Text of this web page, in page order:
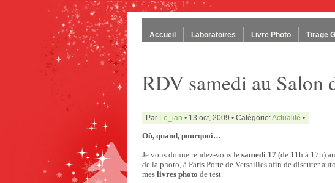
Accueil Laboratoires Livre Photo Tirage
RDV samedi au Salon
Par Le_ian • 13 oct, 2009 • Catégorie:Actualité •
Où, quand, pourquoi…
Je vous donne rendez-vous le samedi 17 (de 11h à 17h)
de la photo, à Paris Porte de Versailles afin de discuter
mes livres photo de test.